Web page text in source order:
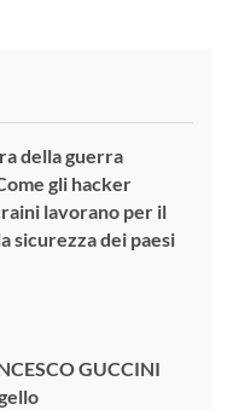
della guerra
gli hacker
lavorano per il
sicurezza dei paesi
GUCCINI